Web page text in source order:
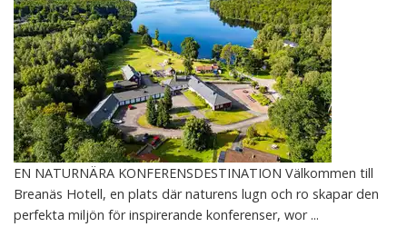
EN NATURNÄRA KONFERENSDESTINATION Välkommen till
Breanäs Hotell, en plats där naturens lugn och ro skapar den
perfekta miljön för inspirerande konferenser, wor ...